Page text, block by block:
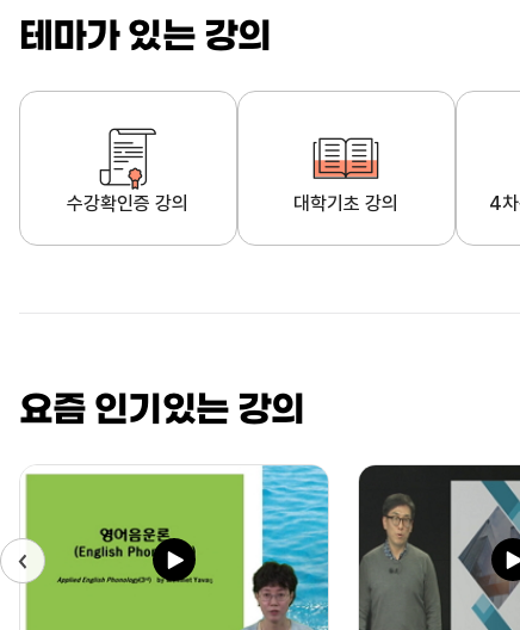
테마가 있는 강의
수강확인증 강의 대학기초 강의 4
요즘 인기있는 강의